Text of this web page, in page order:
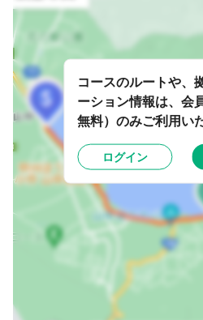
コースのルートや、
ーション情報は、会
無料）のみご利用い
ログイン